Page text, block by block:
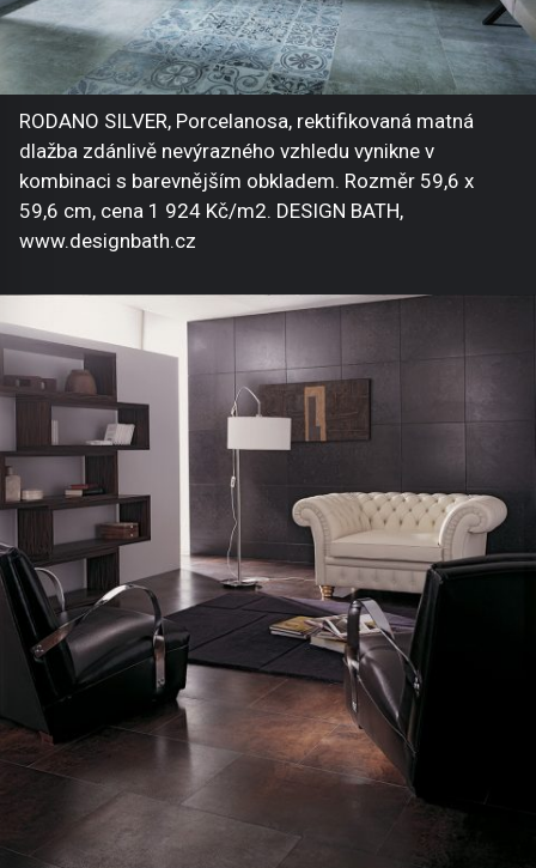
RODANO SILVER, Porcelanosa, rektifikovaná matná
dlažba zdánlivě nevýrazného vzhledu vynikne v
kombinaci s barevnějším obkladem. Rozměr 59,6 x
59,6 cm, cena 1 924 Kč/m2. DESIGN BATH,
www.designbath.cz